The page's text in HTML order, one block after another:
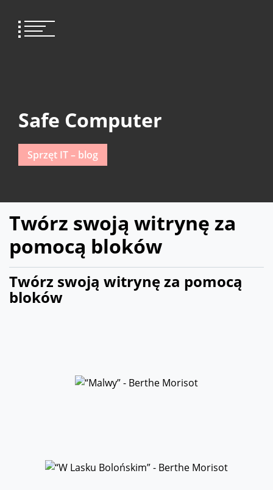
content
Safe Computer
Sprzęt IT – blog
Twórz swoją witrynę za
pomocą bloków
Twórz swoją witrynę za pomocą
bloków